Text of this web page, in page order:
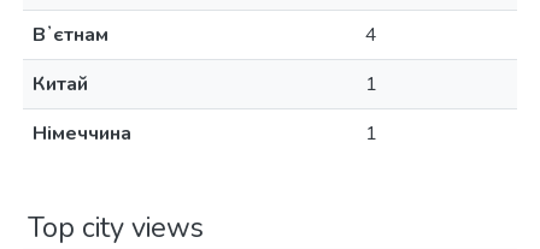
Вʼєтнам
4
Китай
1
Німеччина
1
Top city views